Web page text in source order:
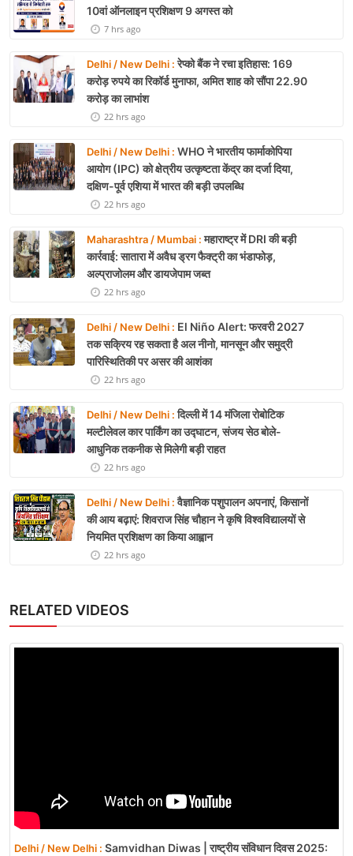
10वां ऑनलाइन प्रशिक्षण 9 अगस्त को
7 hrs ago
Delhi / New Delhi :रेप्को बैंक ने रचा इतिहास: 169
करोड़ रुपये का रिकॉर्ड मुनाफा, अमित शाह को सौंपा 22.90
करोड़ का लाभांश
22 hrs ago
Delhi / New Delhi : WHO ने भारतीय फार्माकोपिया
आयोग (IPC) को क्षेत्रीय उत्कृष्टता केंद्र का दर्जा दिया,
दक्षिण-पूर्व एशिया में भारत की बड़ी उपलब्धि
22 hrs ago
Maharashtra / Mumbai :महाराष्ट्र में DRI की बड़ी
कार्रवाई: सातारा में अवैध ड्रग फैक्ट्री का भंडाफोड़,
अल्प्राजोलम और डायजेपाम जब्त
22 hrs ago
Delhi / New Delhi : El Niño Alert: फरवरी 2027
तक सक्रिय रह सकता है अल नीनो, मानसून और समुद्री
पारिस्थितिकी पर असर की आशंका
22 hrs ago
Delhi / New Delhi :दिल्ली में 14 मंजिला रोबोटिक
मल्टीलेवल कार पार्किंग का उद्घाटन, संजय सेठ बोले-
आधुनिक तकनीक से मिलेगी बड़ी राहत
22 hrs ago
Delhi / New Delhi :वैज्ञानिक पशुपालन अपनाएं, किसानों
की आय बढ़ाएं: शिवराज सिंह चौहान ने कृषि विश्वविद्यालयों से
नियमित प्रशिक्षण का किया आह्वान
22 hrs ago
RELATED VIDEOS
Delhi / New Delhi : Samvidhan Diwas | राष्ट्रीय संविधान दिवस 2025: